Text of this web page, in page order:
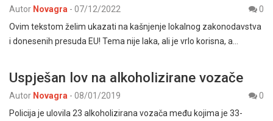
Autor Novagra - 07/12/2022
0
Ovim tekstom želim ukazati na kašnjenje lokalnog zakonodavstva
i donesenih presuda EU! Tema nije laka, ali je vrlo korisna, a…
Uspješan lov na alkoholizirane vozače
Autor Novagra - 08/01/2019
0
Policija je ulovila 23 alkoholizirana vozača među kojima je 33-